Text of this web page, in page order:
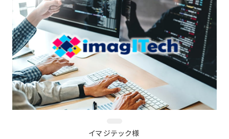
イマジテック様